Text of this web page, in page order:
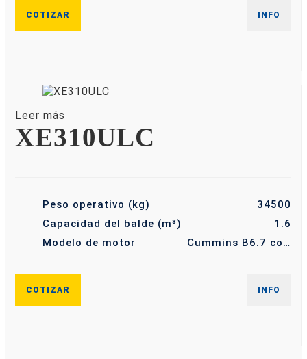
COTIZAR INFO
Leer más
XE310ULC
Peso operativo (kg)
34500
Capacidad del balde (m³)
1.6
Modelo de motor
Cummins B6.7 con hasta 232 hp
COTIZAR INFO